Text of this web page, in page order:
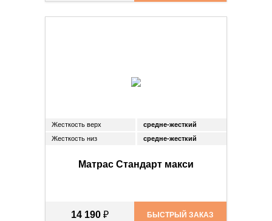
Жесткость верх
средне-жесткий
Жесткость низ
средне-жесткий
Матрас Стандарт макси
14 190 ₽ БЫСТРЫЙ ЗАКАЗ